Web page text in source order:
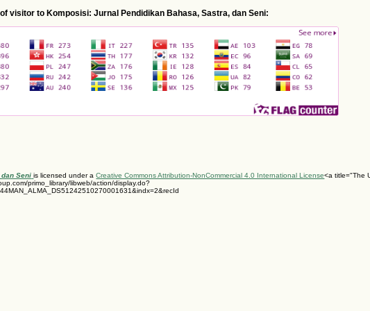
visitor to Komposisi: Jurnal Pendidikan Bahasa, Sastra, dan Seni:
Seni is licensed under aCreative Commons Attribution-NonCommercial 4.0 International License<a title="The
primo_library/libweb/action/display.do?